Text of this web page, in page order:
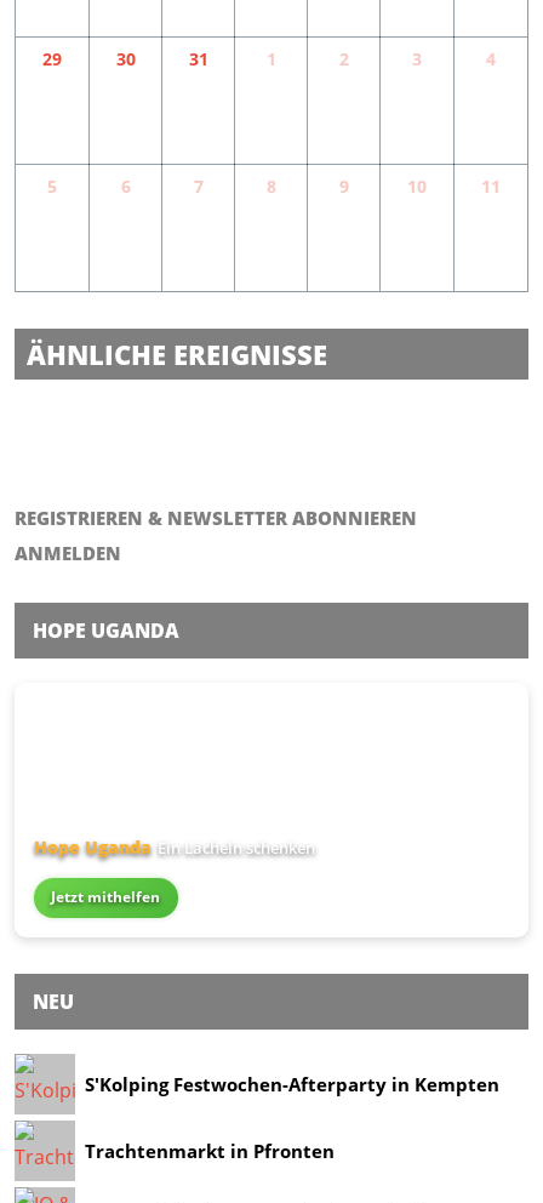
29 30 31 1 2 3 4
5 6 7 8 9 10 11
REGISTRIEREN & NEWSLETTER ABONNIEREN
ANMELDEN
HOPE UGANDA
Hope Uganda Ein Lächeln schenken
Jetzt mithelfen
NEU
S'Kolping Festwochen-Afterparty in Kempten
Trachtenmarkt in Pfronten
ÄHNLICHE EREIGNISSE
Allgäuer Festwoche
Allgäuer Festwoche
Kunsthandwerkermarkt Neuschwanstein